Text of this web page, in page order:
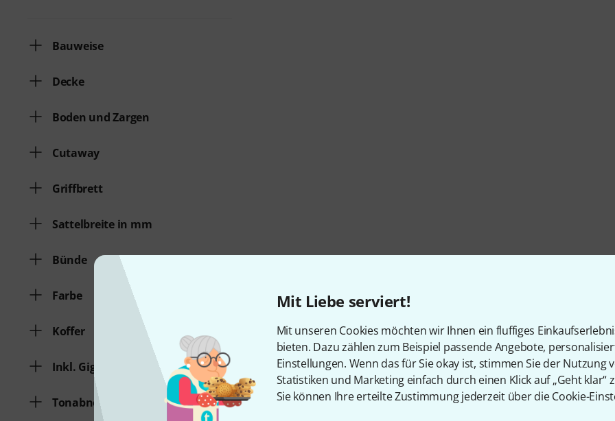
Mit Liebe serviert!
Mit unseren Cookies möchten wir Ihnen ein fluffiges
bieten. Dazu zählen zum Beispiel passende Angebote,
Einstellungen. Wenn das für Sie okay ist, stimmen Sie der Nutzung
Statistiken und Marketing einfach durch einen Klick auf „Geht klar“
Sie können Ihre erteilte Zustimmung jederzeit über die Cookie-
Bauweise
Decke
Boden und Zargen
Cutaway
Griffbrett
Sattelbreite in mm
Bünde
Farbe
Koffer
Inkl. Gigbag
Tonabnehmer